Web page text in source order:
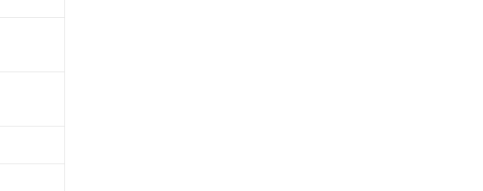
くには、I-Webメンバーズにご登録され
について、当社および当社の共同利用者
必要な範囲で利用することをご了承くだ
非含有を証明するものではありません。
完了までの期間は出荷製品に未対応品が
環境に深刻な影響を及ぼさない年数を意
種